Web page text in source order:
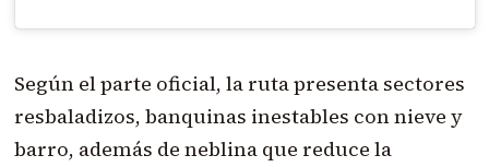
Según el parte oficial, la ruta presenta sectores
resbaladizos, banquinas inestables con nieve y
barro, además de neblina que reduce la